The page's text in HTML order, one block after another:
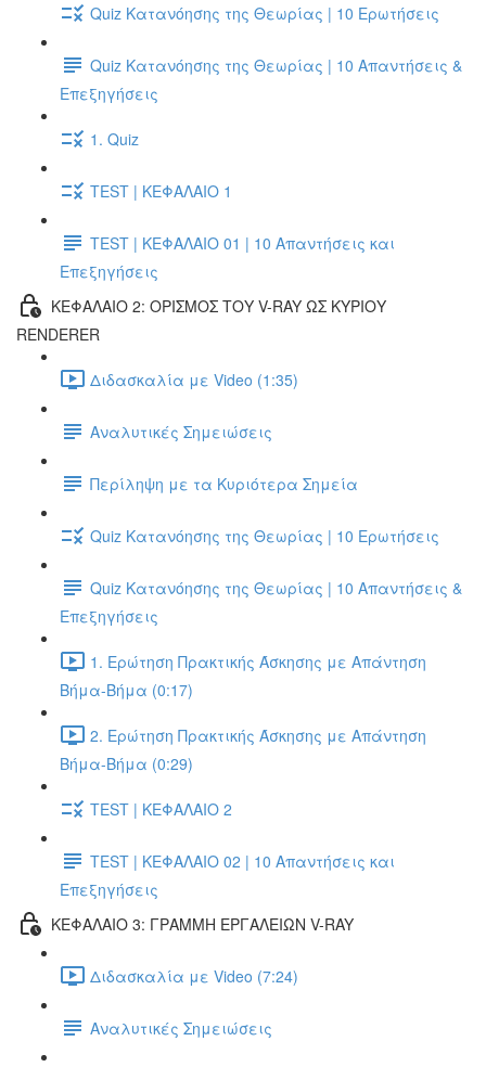
Quiz Κατανόησης της Θεωρίας | 10 Ερωτήσεις
Quiz Κατανόησης της Θεωρίας | 10 Απαντήσεις &
Επεξηγήσεις
1. Quiz
TEST | ΚΕΦΑΛΑΙΟ 1
TEST | ΚΕΦΑΛΑΙΟ 01 | 10 Απαντήσεις και
Επεξηγήσεις
ΚΕΦΑΛΑΙΟ 2: ΟΡΙΣΜΟΣ ΤΟΥ V-RAY ΩΣ ΚΥΡΙΟΥ
RENDERER
Διδασκαλία με Video (1:35)
Αναλυτικές Σημειώσεις
Περίληψη με τα Κυριότερα Σημεία
Quiz Κατανόησης της Θεωρίας | 10 Ερωτήσεις
Quiz Κατανόησης της Θεωρίας | 10 Απαντήσεις &
Επεξηγήσεις
1. Ερώτηση Πρακτικής Άσκησης με Απάντηση
Βήμα-Βήμα (0:17)
2. Ερώτηση Πρακτικής Άσκησης με Απάντηση
Βήμα-Βήμα (0:29)
TEST | ΚΕΦΑΛΑΙΟ 2
TEST | ΚΕΦΑΛΑΙΟ 02 | 10 Απαντήσεις και
Επεξηγήσεις
ΚΕΦΑΛΑΙΟ 3: ΓΡΑΜΜΗ ΕΡΓΑΛΕΙΩΝ V-RAY
Διδασκαλία με Video (7:24)
Αναλυτικές Σημειώσεις